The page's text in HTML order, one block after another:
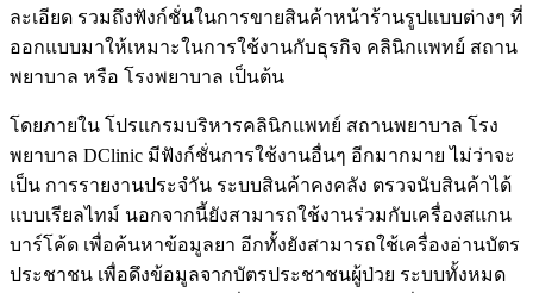
ละเอียด รวมถึงฟังก์ชั่นในการขายสินค้าหน้าร้านรูปแบบต่างๆ ที่
ออกแบบมาให้เหมาะในการใช้งานกับธุรกิจ คลินิกแพทย์ สถาน
พยาบาล หรือ โรงพยาบาล เป็นต้น
โดยภายใน โปรแกรมบริหารคลินิกแพทย์ สถานพยาบาล โรง
พยาบาล DClinic มีฟังก์ชั่นการใช้งานอื่นๆ อีกมากมาย ไม่ว่าจะ
เป็น การรายงานประจำัน ระบบสินค้าคงคลัง ตรวจนับสินค้าได้
แบบเรียลไทม์ นอกจากนี้ยังสามารถใช้งานร่วมกับเครื่องสแกน
บาร์โค้ด เพื่อค้นหาข้อมูลยา อีกทั้งยังสามารถใช้เครื่องอ่านบัตร
ประชาชน เพื่อดึงข้อมูลจากบัตรประชาชนผู้ป่วย ระบบทั้งหมด